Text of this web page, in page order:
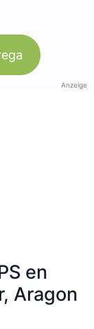
Anzeige
en
Aragon